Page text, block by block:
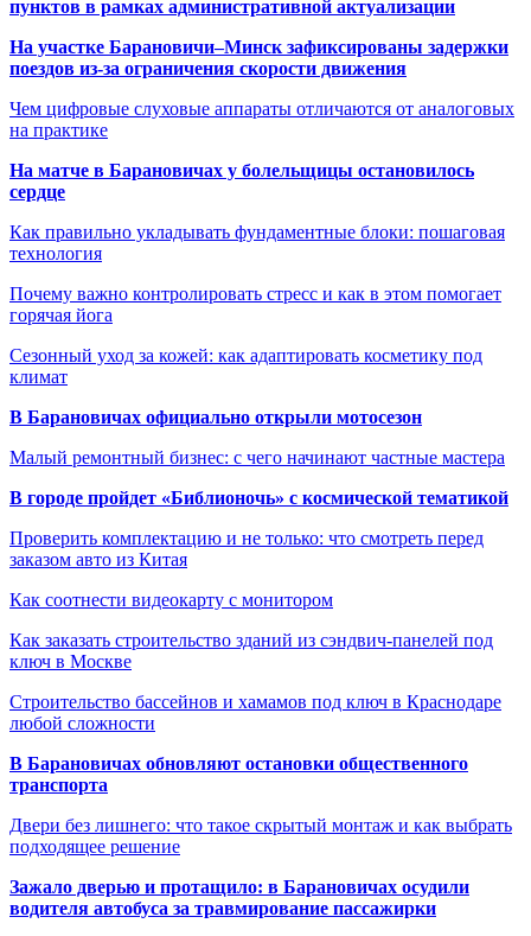
пунктов в рамках административной актуализации
На участке Барановичи–Минск зафиксированы задержки
поездов из-за ограничения скорости движения
Чем цифровые слуховые аппараты отличаются от аналоговых
на практике
На матче в Барановичах у болельщицы остановилось
сердце
Как правильно укладывать фундаментные блоки: пошаговая
технология
Почему важно контролировать стресс и как в этом помогает
горячая йога
Сезонный уход за кожей: как адаптировать косметику под
климат
В Барановичах официально открыли мотосезон
Малый ремонтный бизнес: с чего начинают частные мастера
В городе пройдет «Библионочь» с космической тематикой
Проверить комплектацию и не только: что смотреть перед
заказом авто из Китая
Как соотнести видеокарту с монитором
Как заказать строительство зданий из сэндвич-панелей под
ключ в Москве
Строительство бассейнов и хамамов под ключ в Краснодаре
любой сложности
В Барановичах обновляют остановки общественного
транспорта
Двери без лишнего: что такое скрытый монтаж и как выбрать
подходящее решение
Зажало дверью и протащило: в Барановичах осудили
водителя автобуса за травмирование пассажирки